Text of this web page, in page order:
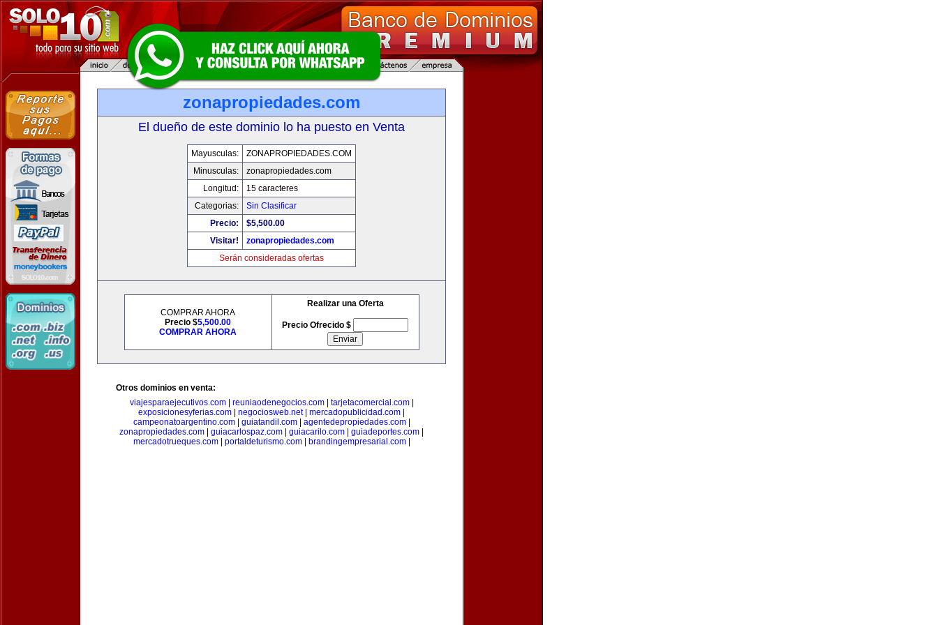
zonapropiedades.com
El dueño de este dominio lo ha puesto en Venta
Mayusculas:
ZONAPROPIEDADES.COM
Minusculas:
zonapropiedades.com
Longitud:
15 caracteres
Categorias:
Sin Clasificar
Precio:
$5,500.00
Visitar!
zonapropiedades.com
Serán consideradas ofertas
COMPRAR AHORA
Precio $5,500.00
COMPRAR AHORA
Realizar una Oferta
Precio Ofrecido $
Otros dominios en venta:
viajesparaejecutivos.com| reuniaodenegocios.com| tarjetacomercial.com|
exposicionesyferias.com
negociosweb.net| mercadopublicidad.com
campeonatoargentino.com| guiatandil.com| agentedepropiedades.com|
zonapropiedades.com
guiacarlospaz.com guiacarilo.com guiadeportes.com
mercadotrueques.com| portaldeturismo.com| brandingempresarial.com|